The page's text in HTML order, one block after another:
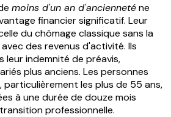
moins d'un an d'ancienneténe
financier significatif. Leur
du chômage classique sans la
des revenus d'activité. Ils
leur indemnité de préavis,
plus anciens. Les personnes
les plus de 55 ans,
à une durée de douze mois
professionnelle.